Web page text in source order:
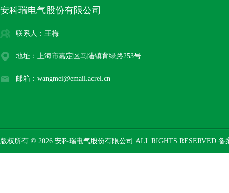
安科瑞电气股份有限公司
联系人：王梅
地址：上海市嘉定区马陆镇育绿路253号
邮箱：wangmei@email.acrel.cn
版权所有 © 2026 安科瑞电气股份有限公司 ALL RIGHTS RESERVED 备